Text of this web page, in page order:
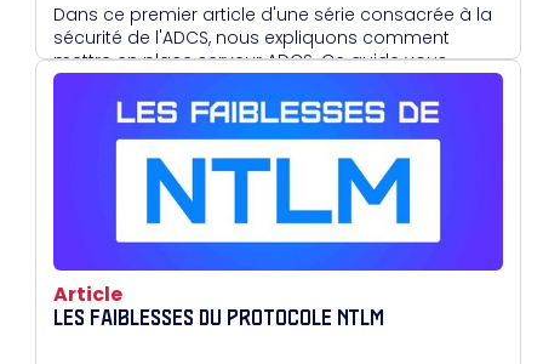
Dans ce premier article d'une série consacrée à la
sécurité de l'ADCS, nous expliquons comment
mettre en place serveur ADCS. Ce guide vous
accompagne pas à pas dans l'installation d'un
ADCS, tout en attirant l'attention sur les mauvaises
pratiques à éviter, notamment l'enrôlement via le
Web, souvent vulnérable.
Article
LES FAIBLESSES DU PROTOCOLE NTLM